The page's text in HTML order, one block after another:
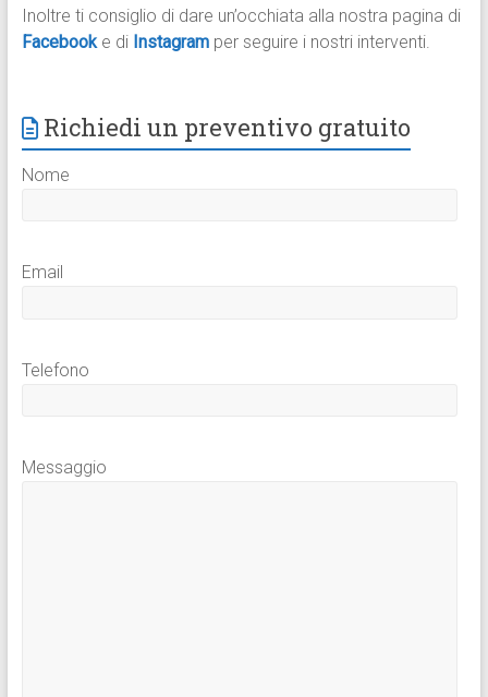
Inoltre ti consiglio di dare un’occhiata alla nostra pagina di
Facebook e di Instagram per seguire i nostri interventi.
Richiedi un preventivo gratuito
Nome
Email
Telefono
Messaggio